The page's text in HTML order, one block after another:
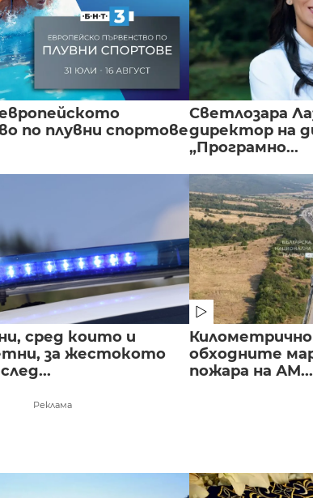
по плувни спортове
Светлозара
директор на
„Програмно...
сред които и
за жестокото
обходните
пожара на АМ...
Реклама